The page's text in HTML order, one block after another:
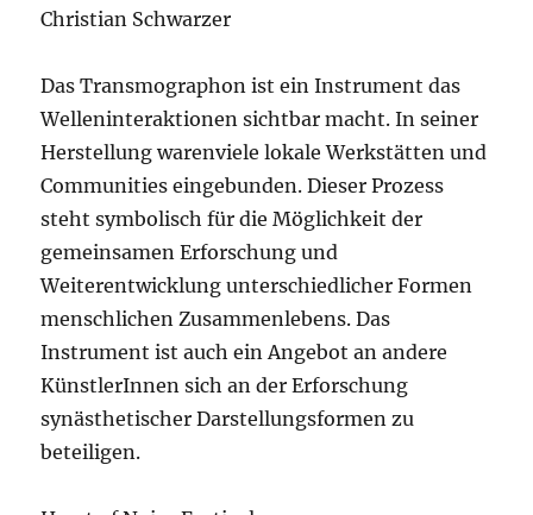
Christian Schwarzer
Das Transmographon ist ein Instrument das
Welleninteraktionen sichtbar macht. In seiner
Herstellung warenviele lokale Werkstätten und
Communities eingebunden. Dieser Prozess
steht symbolisch für die Möglichkeit der
gemeinsamen Erforschung und
Weiterentwicklung unterschiedlicher Formen
menschlichen Zusammenlebens. Das
Instrument ist auch ein Angebot an andere
KünstlerInnen sich an der Erforschung
synästhetischer Darstellungsformen zu
beteiligen.